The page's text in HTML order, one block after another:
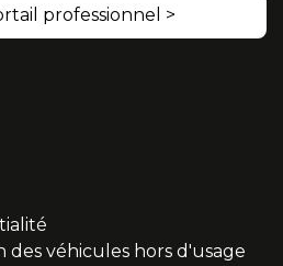
professionnel >
véhicules hors d'usage